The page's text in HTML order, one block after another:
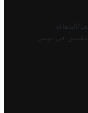
المتقاعد
في تونس